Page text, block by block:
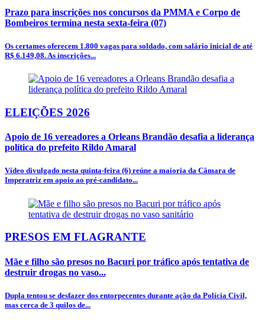
Prazo para inscrições nos concursos da PMMA e Corpo de
Bombeiros termina nesta sexta-feira (07)
Os certames oferecem 1.800 vagas para soldado, com salário inicial de até
R$ 6.149,08. As inscrições...
ELEIÇÕES 2026
Apoio de 16 vereadores a Orleans Brandão desafia a liderança
política do prefeito Rildo Amaral
Vídeo divulgado nesta quinta-feira (6) reúne a maioria da Câmara de
Imperatriz em apoio ao pré-candidato...
PRESOS EM FLAGRANTE
Mãe e filho são presos no Bacuri por tráfico após tentativa de
destruir drogas no vaso...
Dupla tentou se desfazer dos entorpecentes durante ação da Polícia Civil,
mas cerca de 3 quilos de...